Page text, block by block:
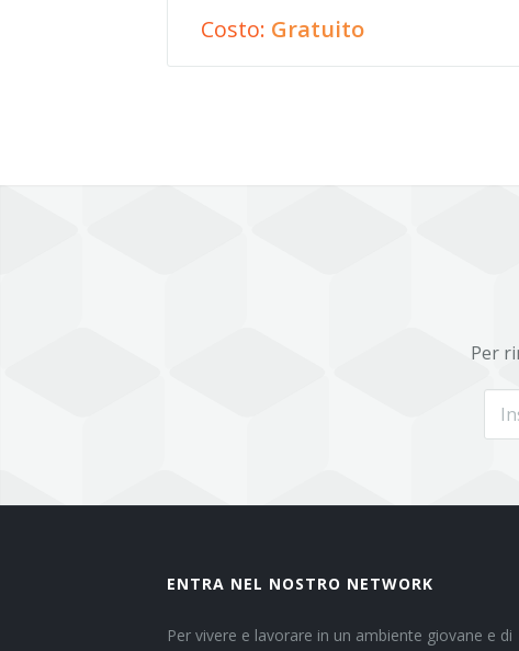
Costo: Gratuito
Per
ENTRA NEL NOSTRO NETWORK
Per vivere e lavorare in un ambiente giovane e di